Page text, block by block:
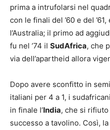
prima a intrufolarsi nel
con le finali del ’60 e del
l’Australia; il primo ad
fu nel ’74 il SudAfrica, che
via dell’apartheid allora
Dopo avere sconfitto in
italiani per 4 a 1, i
in finale l’India, che si
successo a tavolino. Così,